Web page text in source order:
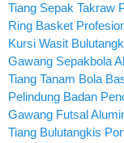
Tiang Sepak Takraw
Ring Basket
Kursi Wasit
Gawang Sepakbola
Tiang Tanam Bola
Pelindung Badan
Gawang Futsal
Tiang Bulutangkis